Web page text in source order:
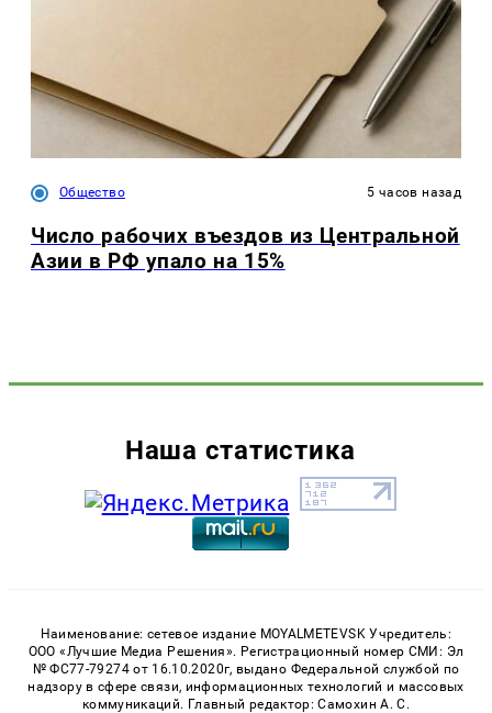
Общество 5 часов назад
Число рабочих въездов из Центральной
Азии в РФ упало на 15%
Наша статистика
Наименование: сетевое издание MOYALMETEVSK Учредитель:
ООО «Лучшие Медиа Решения». Регистрационный номер СМИ: Эл
№ ФС77-79274 от 16.10.2020г, выдано Федеральной службой по
надзору в сфере связи, информационных технологий и массовых
коммуникаций. Главный редактор: Самохин А. С.